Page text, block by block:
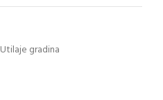
Utilaje gradina